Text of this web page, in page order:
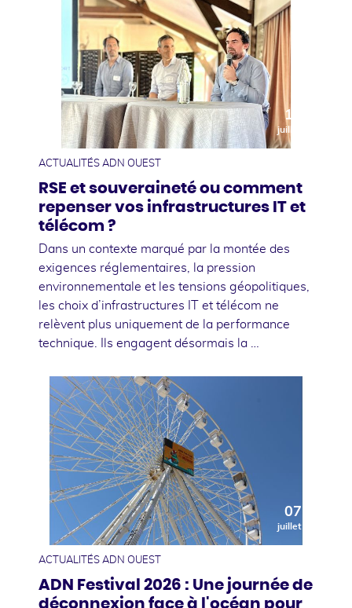
10
juillet
ACTUALITÉS ADN OUEST
RSE et souveraineté ou comment
repenser vos infrastructures IT et
télécom ?
Dans un contexte marqué par la montée des
exigences réglementaires, la pression
environnementale et les tensions géopolitiques,
les choix d’infrastructures IT et télécom ne
relèvent plus uniquement de la performance
technique. Ils engagent désormais la …
07
juillet
ACTUALITÉS ADN OUEST
ADN Festival 2026 : Une journée de
déconnexion face à l'océan pour